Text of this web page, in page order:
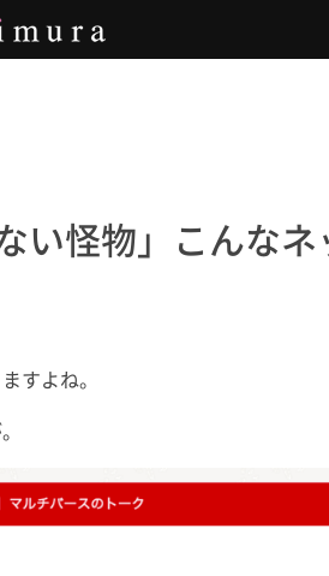
い怪物」こんなネ
すよね。